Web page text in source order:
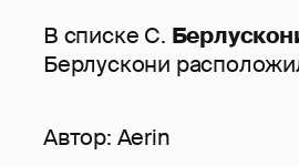
В списке С.
Берлускони
Автор: Aerin